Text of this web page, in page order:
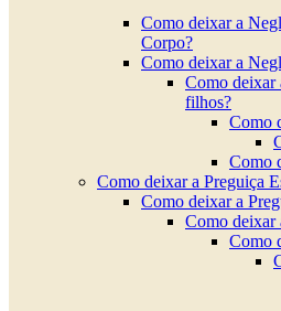
Como deixar a
Corpo?
Como deixar a
Como deixar
filhos?
Como
Como
Como deixar a Preguiça
Como deixar a
Como deixar
Como